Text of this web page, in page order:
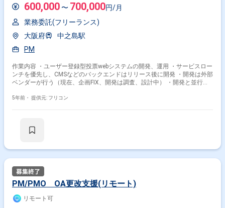
600,000 〜 700,000円/月
業務委託(フリーランス)
大阪府
中之島駅
PM
作業内容 ・ユーザー登録型投票webシステムの開発、運用 ・サービスロー
ンチを優先し、CMSなどのバックエンドはリリース後に開発 ・開発は外部
ベンダーが行う（現在、企画FIX、開発は調査、設計中） ・開発と並行し
5年前・ 提供元: フリコン
PM/PMO OA更改支援(リモート)
リモート可